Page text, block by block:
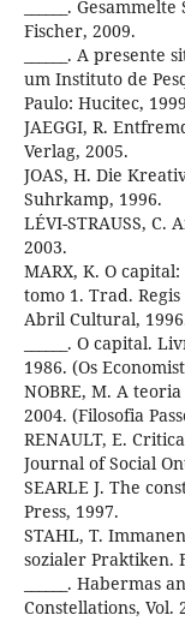
______.
Fischer, 2009.
______. A
um Instituto de
Paulo: Hucitec,
JAEGGI, R.
Verlag, 2005.
JOAS, H. Die
Suhrkamp, 1996.
LÉVI-STRAUSS,
2003.
MARX, K. O
tomo 1. Trad.
Abril Cultural,
______. O capital.
1986. (Os
NOBRE, M. A
2004. (Filosofia
RENAULT, E.
Journal of Social
SEARLE J. The
Press, 1997.
STAHL, T.
sozialer Praktiken.
______.
Constellations, Vol.